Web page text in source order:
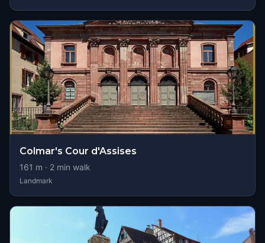
Colmar's Cour d'Assises
161 m · 2 min walk
Landmark